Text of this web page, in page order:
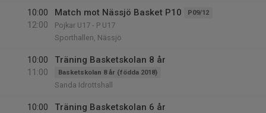
10:00
12:00
Match mot Nässjö Basket P10 P09/12
Pojkar U17 - P U17
Sporthallen, Nässjö
10:00
11:00
Träning Basketskolan 8 år
Basketskolan 8 år (födda 2018)
Sanda Idrottshall
10:00
Träning Basketskolan 6 år